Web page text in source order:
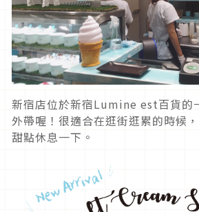
新宿店位於新宿Lumine est百貨的
外帶喔！很適合在逛街逛累的時候
甜點休息一下。